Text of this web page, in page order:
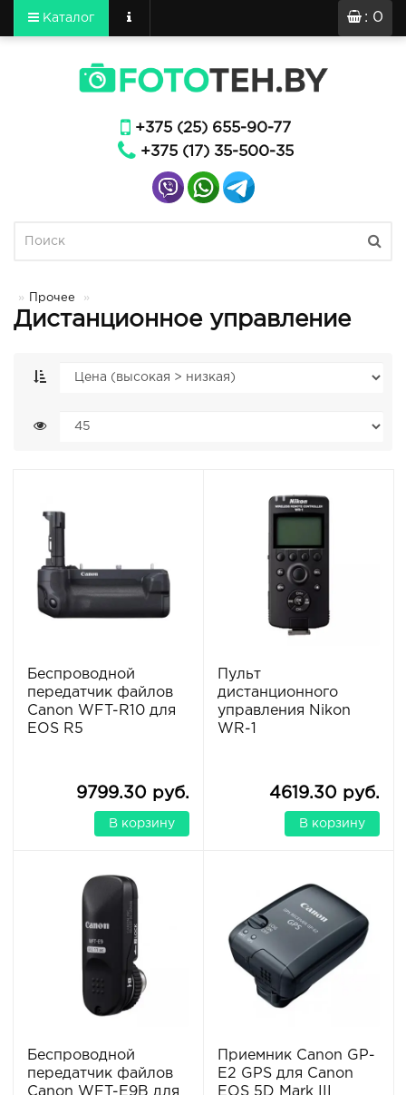
: 0
Каталог
+375 (25) 655-90-77
+375 (17) 35-500-35
Прочее
Дистанционное управление
Беспроводной
передатчик файлов
Canon WFT-R10 для
EOS R5
9799.30 руб.
В корзину
Пульт
дистанционного
управления Nikon
WR-1
4619.30 руб.
В корзину
Беспроводной
передатчик файлов
Canon WFT-E9B для
Приемник Canon GP-
E2 GPS для Canon
EOS 5D Mark III